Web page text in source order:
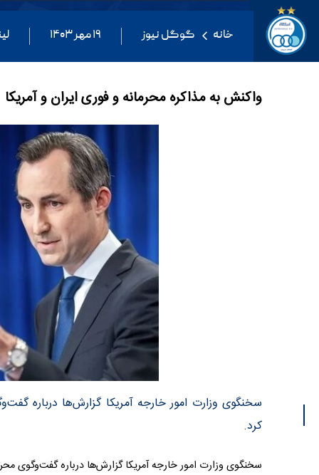
خانه گوگل نیوز ۱۹ مهر ۱۴۰۳
واکنش به مذاکره محرمانه و فوری ایران و آمریکا
سخنگوی وزارت امور خارجه آمریکا گزارش‌ها درباره
کرد.
سخنگوی وزارت امور خارجه آمریکا گزارش‌ها درباره